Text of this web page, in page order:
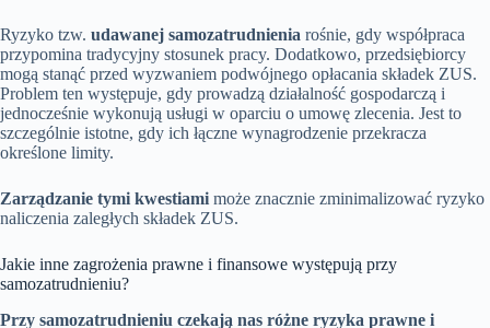
Ryzyko tzw. udawanej samozatrudnienia rośnie, gdy współpraca
przypomina tradycyjny stosunek pracy. Dodatkowo, przedsiębiorcy
mogą stanąć przed wyzwaniem podwójnego opłacania składek ZUS.
Problem ten występuje, gdy prowadzą działalność gospodarczą i
jednocześnie wykonują usługi w oparciu o umowę zlecenia. Jest to
szczególnie istotne, gdy ich łączne wynagrodzenie przekracza
określone limity.
Zarządzanie tymi kwestiami może znacznie zminimalizować ryzyko
naliczenia zaległych składek ZUS.
Jakie inne zagrożenia prawne i finansowe występują przy
samozatrudnieniu?
Przy samozatrudnieniu czekają nas różne ryzyka prawne i